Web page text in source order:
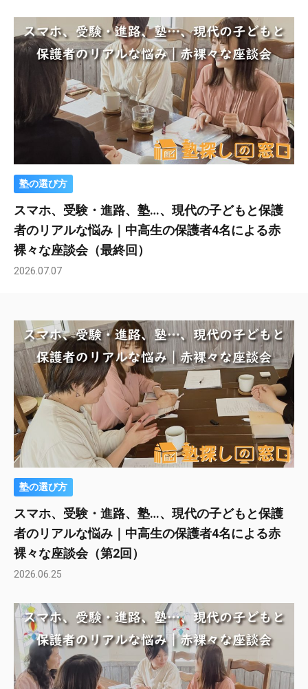
塾の選び方
スマホ、受験・進路、塾…、現代の子どもと保護
者のリアルな悩み｜中高生の保護者4名による赤
裸々な座談会（最終回）
2026.07.07
塾の選び方
スマホ、受験・進路、塾…、現代の子どもと保護
者のリアルな悩み｜中高生の保護者4名による赤
裸々な座談会（第2回）
2026.06.25